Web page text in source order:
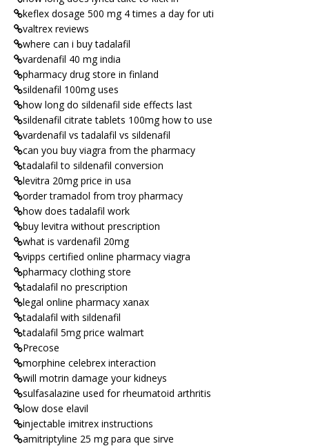
keflex dosage 500 mg 4 times a day for uti
valtrex reviews
where can i buy tadalafil
vardenafil 40 mg india
pharmacy drug store in finland
sildenafil 100mg uses
how long do sildenafil side effects last
sildenafil citrate tablets 100mg how to use
vardenafil vs tadalafil vs sildenafil
can you buy viagra from the pharmacy
tadalafil to sildenafil conversion
levitra 20mg price in usa
order tramadol from troy pharmacy
how does tadalafil work
buy levitra without prescription
what is vardenafil 20mg
vipps certified online pharmacy viagra
pharmacy clothing store
tadalafil no prescription
legal online pharmacy xanax
tadalafil with sildenafil
tadalafil 5mg price walmart
Precose
morphine celebrex interaction
will motrin damage your kidneys
sulfasalazine used for rheumatoid arthritis
low dose elavil
injectable imitrex instructions
amitriptyline 25 mg para que sirve